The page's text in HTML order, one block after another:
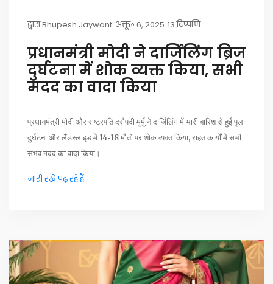
द्वाराBhupesh Jaywant अक्तू॰ 6, 2025 13 टिप्पणि
प्रधानमंत्री मोदी ने दार्जिलिंग ब्रिज
दुर्घटना में शोक व्यक्त किया, सभी
मदद का वादा किया
प्रधानमंत्री मोदी और राष्ट्रपति द्रौपदी मुर्मु ने दार्जिलिंग में भारी बारिश से हुई पुल
दुर्घटना और लैंडस्लाइड में 14‑18 मौतों पर शोक व्यक्त किया, राहत कार्यों में सभी
संभव मदद का वादा किया।
जारी रखें पढ़ रहे हैं